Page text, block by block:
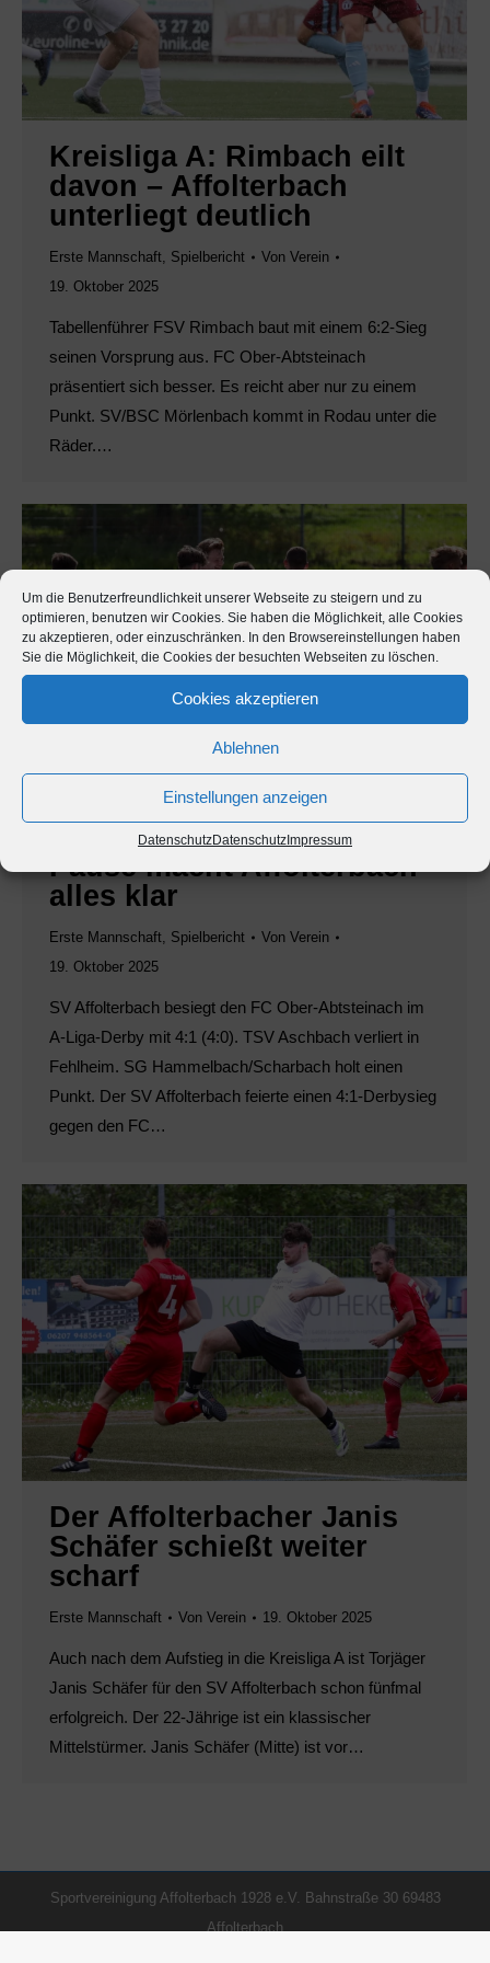
Um die Benutzerfreundlichkeit unserer Webseite zu steigern und zu
optimieren, benutzen wir Cookies. Sie haben die Möglichkeit, alle Cookies
zu akzeptieren, oder einzuschränken. In den Browsereinstellungen haben
Sie die Möglichkeit, die Cookies der besuchten Webseiten zu löschen.
Cookies akzeptieren
Ablehnen
Einstellungen anzeigen
DatenschutzDatenschutzImpressum
Kreisliga A: Rimbach eilt
davon – Affolterbach
unterliegt deutlich
Erste Mannschaft, Spielbericht Von Verein
19. Oktober 2025
Tabellenführer FSV Rimbach baut mit einem 6:2-Sieg
seinen Vorsprung aus. FC Ober-Abtsteinach
präsentiert sich besser. Es reicht aber nur zu einem
Punkt. SV/BSC Mörlenbach kommt in Rodau unter die
Räder.…
Kreisliga A: Schon zur
Pause macht Affolterbach
alles klar
Erste Mannschaft, Spielbericht Von Verein
19. Oktober 2025
SV Affolterbach besiegt den FC Ober-Abtsteinach im
A-Liga-Derby mit 4:1 (4:0). TSV Aschbach verliert in
Fehlheim. SG Hammelbach/Scharbach holt einen
Punkt. Der SV Affolterbach feierte einen 4:1-Derbysieg
gegen den FC…
Der Affolterbacher Janis
Schäfer schießt weiter
scharf
Erste Mannschaft Von Verein 19. Oktober 2025
Auch nach dem Aufstieg in die Kreisliga A ist Torjäger
Janis Schäfer für den SV Affolterbach schon fünfmal
erfolgreich. Der 22-Jährige ist ein klassischer
Mittelstürmer. Janis Schäfer (Mitte) ist vor…
Sportvereinigung Affolterbach 1928 e.V. Bahnstraße 30 69483
Affolterbach